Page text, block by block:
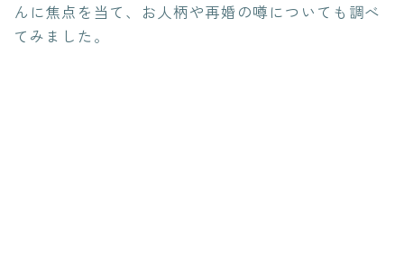
んに焦点を当て、お人柄や再婚の噂についても調べ
てみました。